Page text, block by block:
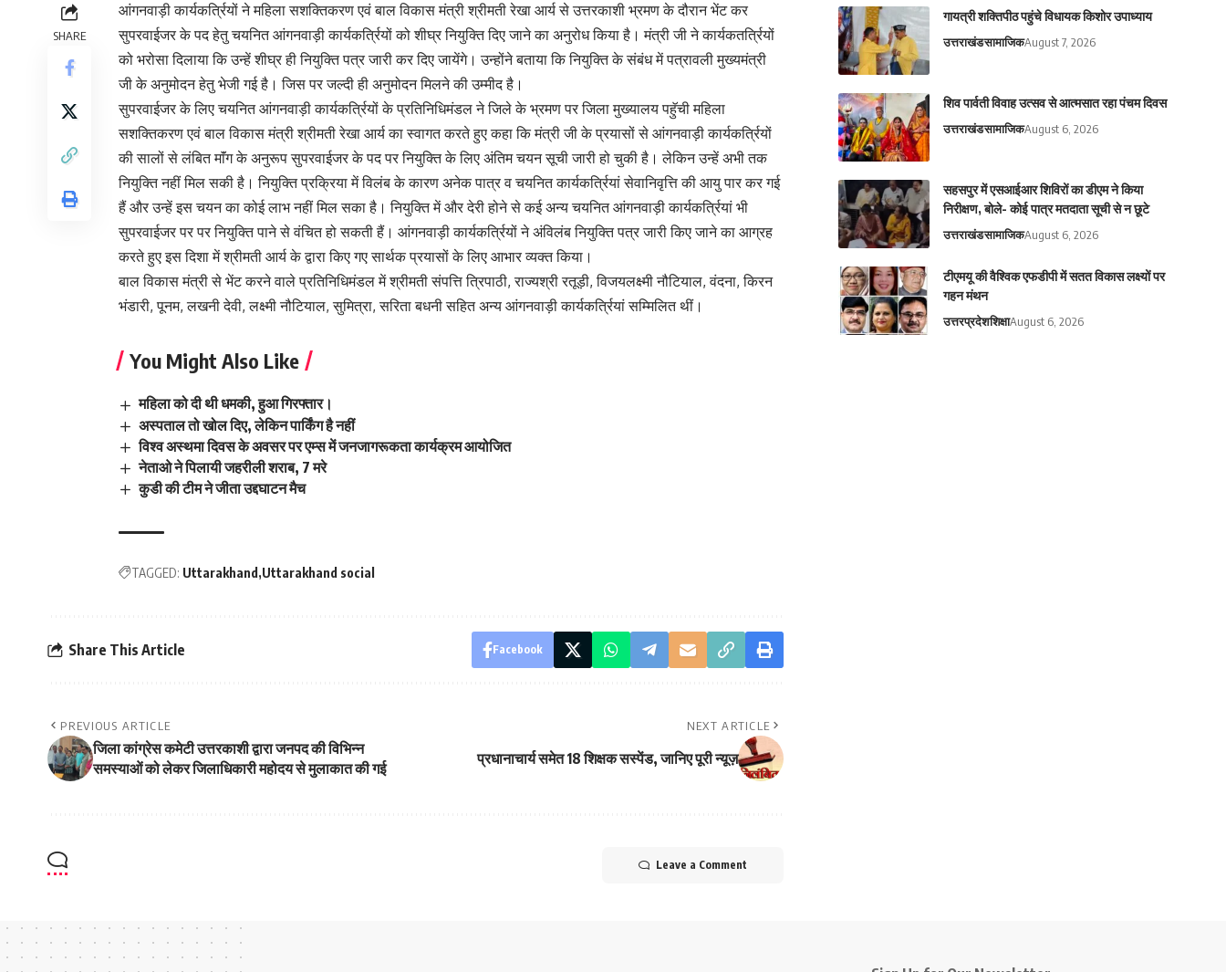
SHARE
आंगनवाड़ी कार्यकर्त्रियों ने महिला सशक्तिकरण एवं बाल विकास मंत्री श्रीमती रेखा आर्य से उत्तरकाशी भ्रमण के दौरान भेंट कर
सुपरवाईजर के पद हेतु चयनित आंगनवाड़ी कार्यकर्त्रियों को शीघ्र नियुक्ति दिए जाने का अनुरोध किया है। मंत्री जी ने कार्यकतर्त्रियों
को भरोसा दिलाया कि उन्हें शीघ्र ही नियुक्ति पत्र जारी कर दिए जायेंगे। उन्होंने बताया कि नियुक्ति के संबंध में पत्रावली मुख्यमंत्री
जी के अनुमोदन हेतु भेजी गई है। जिस पर जल्दी ही अनुमोदन मिलने की उम्मीद है।
सुपरवाईजर के लिए चयनित आंगनवाड़ी कार्यकर्त्रियों के प्रतिनिधिमंडल ने जिले के भ्रमण पर जिला मुख्यालय पहॅुची महिला
सशक्तिकरण एवं बाल विकास मंत्री श्रीमती रेखा आर्य का स्वागत करते हुए कहा कि मंत्री जी के प्रयासों से आंगनवाड़ी कार्यकर्त्रियों
की सालों से लंबित माॅंग के अनुरूप सुपरवाईजर के पद पर नियुक्ति के लिए अंतिम चयन सूची जारी हो चुकी है। लेकिन उन्हें अभी तक
नियुक्ति नहीं मिल सकी है। नियुक्ति प्रक्रिया में विलंब के कारण अनेक पात्र व चयनित कार्यकर्त्रियां सेवानिवृत्ति की आयु पार कर गई
हैं और उन्हें इस चयन का कोई लाभ नहीं मिल सका है। नियुक्ति में और देरी होने से कई अन्य चयनित आंगनवाड़ी कार्यकर्त्रियां भी
सुपरवाईजर पर पर नियुक्ति पाने से वंचित हो सकती हैं। आंगनवाड़ी कार्यकर्त्रियों ने अंविलंब नियुक्ति पत्र जारी किए जाने का आग्रह
करते हुए इस दिशा में श्रीमती आर्य के द्वारा किए गए सार्थक प्रयासों के लिए आभार व्यक्त किया।
बाल विकास मंत्री से भेंट करने वाले प्रतिनिधिमंडल में श्रीमती संपत्ति त्रिपाठी, राज्यश्री रतूड़ी, विजयलक्ष्मी नौटियाल, वंदना, किरन
भंडारी, पूनम, लखनी देवी, लक्ष्मी नौटियाल, सुमित्रा, सरिता बधनी सहित अन्य आंगनवाड़ी कार्यकर्त्रियां सम्मिलित थीं।
You Might Also Like
महिला को दी थी धमकी, हुआ गिरफ्तार।
अस्पताल तो खोल दिए, लेकिन पार्किंग है नहीं
विश्व अस्थमा दिवस के अवसर पर एम्स में जनजागरूकता कार्यक्रम आयोजित
नेताओ ने पिलायी जहरीली शराब, 7 मरे
कुडी की टीम ने जीता उद्दघाटन मैच
TAGGED: Uttarakhand Uttarakhand social
Share This Article Facebook
PREVIOUS ARTICLE
जिला कांग्रेस कमेटी उत्तरकाशी द्वारा जनपद की विभिन्न
समस्याओं को लेकर जिलाधिकारी महोदय से मुलाकात की गई
NEXT ARTICLE
प्रधानाचार्य समेत 18 शिक्षक सस्पेंड, जानिए पूरी न्यूज़
Leave a Comment
गायत्री शक्तिपीठ पहुंचे विधायक किशोर उपाध्याय
उत्तराखंडसामाजिकAugust 7, 2026
शिव पार्वती विवाह उत्सव से आत्मसात रहा पंचम दिवस
उत्तराखंडसामाजिकAugust 6, 2026
सहसपुर में एसआईआर शिविरों का डीएम ने किया
निरीक्षण, बोले- कोई पात्र मतदाता सूची से न छूटे
उत्तराखंडसामाजिकAugust 6, 2026
टीएमयू की वैश्विक एफडीपी में सतत विकास लक्ष्यों पर
गहन मंथन
उत्तरप्रदेशशिक्षाAugust 6, 2026